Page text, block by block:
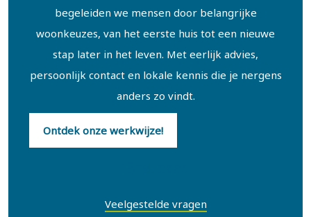
begeleiden we mensen door belangrijke
woonkeuzes, van het eerste huis tot een nieuwe
stap later in het leven. Met eerlijk advies,
persoonlijk contact en lokale kennis die je nergens
anders zo vindt.
Ontdek onze werkwijze!
Veelgestelde vragen